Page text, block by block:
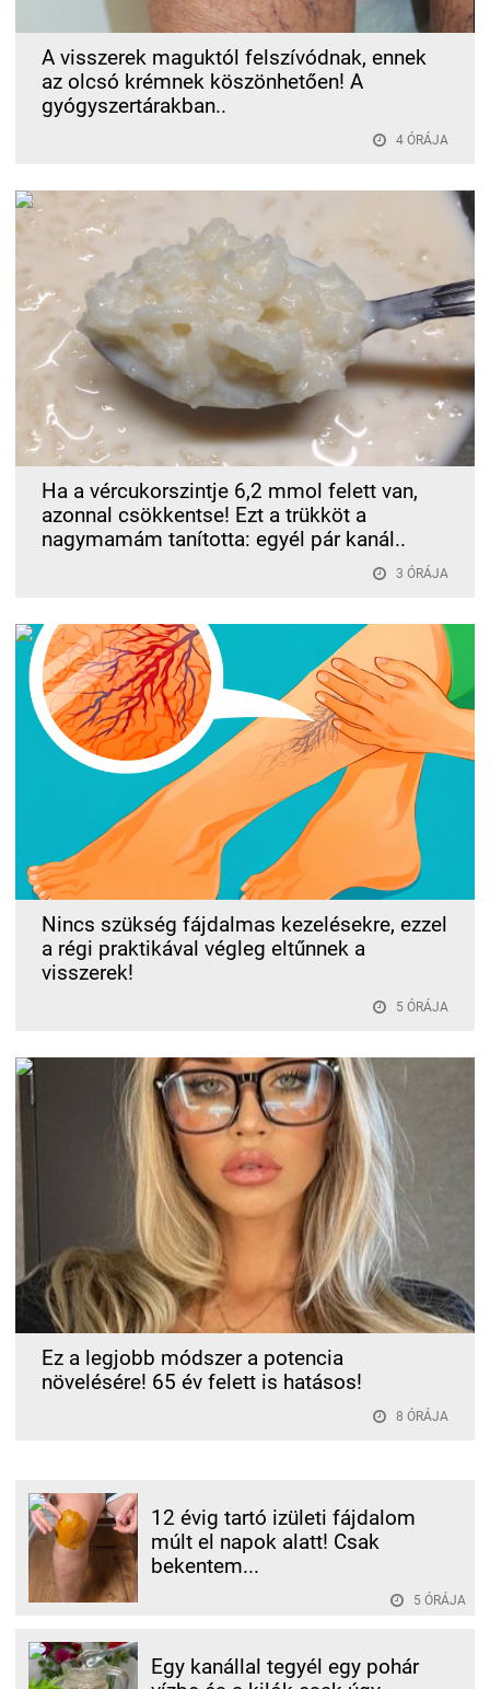
A visszerek maguktól felszívódnak, ennek
az olcsó krémnek köszönhetően! A
gyógyszertárakban..
4 ÓRÁJA
Ha a vércukorszintje 6,2 mmol felett van,
azonnal csökkentse! Ezt a trükköt a
nagymamám tanította: egyél pár kanál..
3 ÓRÁJA
Nincs szükség fájdalmas kezelésekre, ezzel
a régi praktikával végleg eltűnnek a
visszerek!
5 ÓRÁJA
Ez a legjobb módszer a potencia
növelésére! 65 év felett is hatásos!
8 ÓRÁJA
12 évig tartó izületi fájdalom
múlt el napok alatt! Csak
bekentem...
5 ÓRÁJA
Egy kanállal tegyél egy pohár